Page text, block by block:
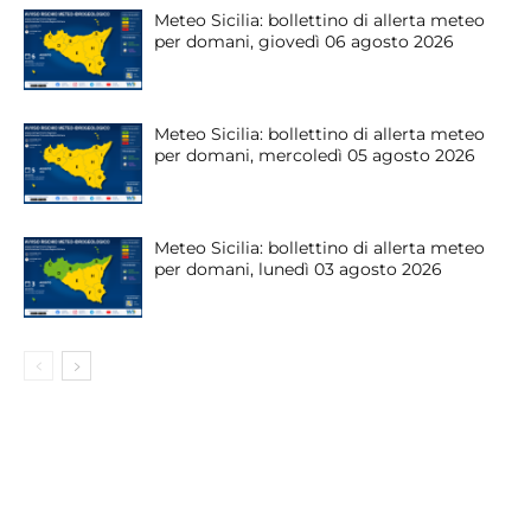
Meteo Sicilia: bollettino di allerta meteo
per domani, giovedì 06 agosto 2026
Meteo Sicilia: bollettino di allerta meteo
per domani, mercoledì 05 agosto 2026
Meteo Sicilia: bollettino di allerta meteo
per domani, lunedì 03 agosto 2026